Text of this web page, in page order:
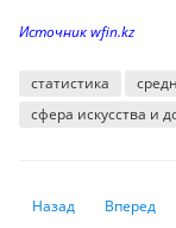
Источник wfin.kz
статистика
сфера искусства и
Предыдущий:
Назад Вперед